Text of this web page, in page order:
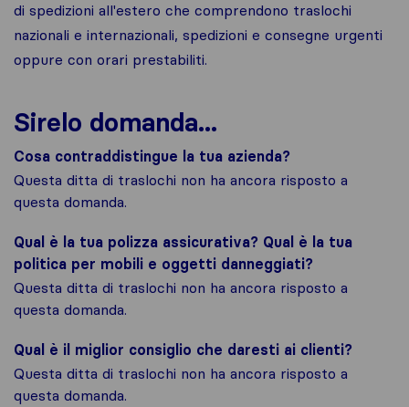
di spedizioni all'estero che comprendono traslochi
nazionali e internazionali, spedizioni e consegne urgenti
oppure con orari prestabiliti.
Sirelo domanda...
Cosa contraddistingue la tua azienda?
Questa ditta di traslochi non ha ancora risposto a
questa domanda.
Qual è la tua polizza assicurativa? Qual è la tua
politica per mobili e oggetti danneggiati?
Questa ditta di traslochi non ha ancora risposto a
questa domanda.
Qual è il miglior consiglio che daresti ai clienti?
Questa ditta di traslochi non ha ancora risposto a
questa domanda.